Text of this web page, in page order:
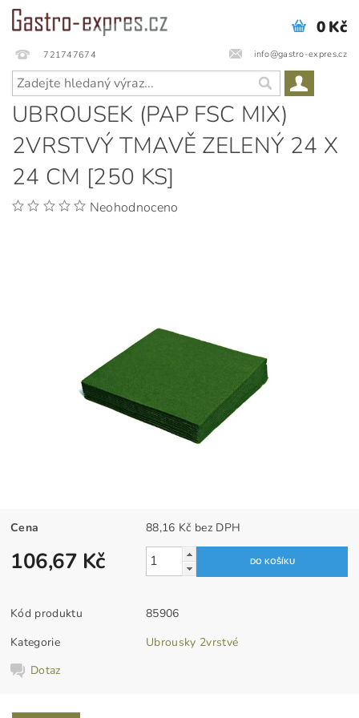
721747674 info@gastro-expres.cz
0 Kč
UBROUSEK (PAP FSC MIX)
2VRSTVÝ TMAVĚ ZELENÝ 24 X
24 CM [250 KS]
Neohodnoceno
Cena 88,16 Kč bez DPH
106,67 Kč
Kód produktu
85906
Kategorie
Ubrousky 2vrstvé
Dotaz